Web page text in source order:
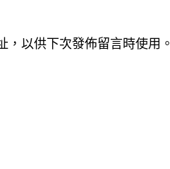
以供下次發佈留言時使用。